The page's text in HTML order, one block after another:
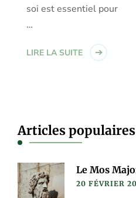
soi est essentiel pour
…
LIRE LA SUITE
Articles populaires
Le Mos
20 FÉVRIER